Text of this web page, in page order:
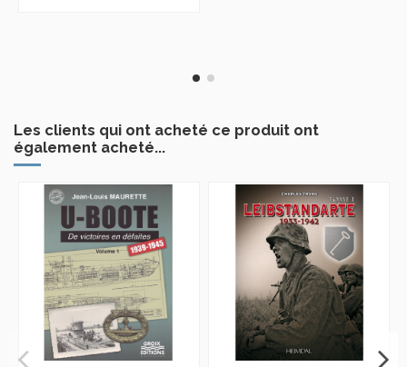
Les clients qui ont acheté ce produit ont
également acheté...